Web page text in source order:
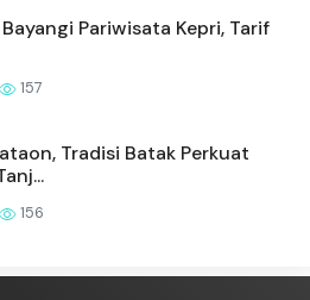
Pariwisata Kepri, Tarif
157
Tradisi Batak Perkuat
156